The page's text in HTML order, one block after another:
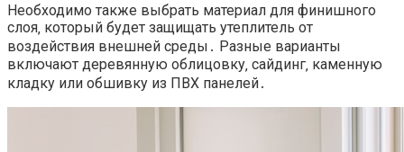
Необходимо также выбрать материал для финишного
слоя‚ который будет защищать утеплитель от
воздействия внешней среды․ Разные варианты
включают деревянную облицовку‚ сайдинг‚ каменную
кладку или обшивку из ПВХ панелей․